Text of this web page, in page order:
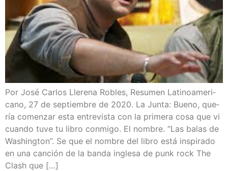
Por José Car­los Lle­re­na Robles, Resu­men Lati­no­ame­ri­
cano, 27 de sep­tiem­bre de 2020. La Jun­ta: Bueno, que­
ría comen­zar esta entre­vis­ta con la pri­me­ra cosa que vi
cuan­do tuve tu libro con­mi­go. El nom­bre. “Las balas de
Washing­ton”. Se que el nom­bre del libro está ins­pi­ra­do
en una can­ción de la ban­da ingle­sa de punk rock The
Clash que […]